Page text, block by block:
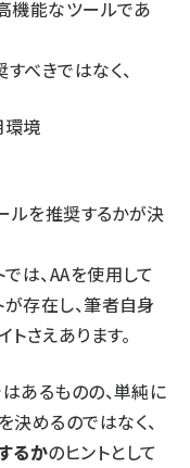
機能なツールであ
べきではなく、
環境
ルを推奨するかが決
は、AAを使用して
が存在し、筆者自身
さえあります。
あるものの、単純に
めるのではなく、
るかのヒントとして